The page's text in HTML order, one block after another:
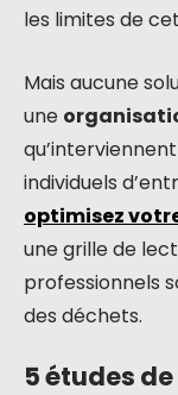
les limites de
Mais aucune
une
individuels
optimisez
une grille de
professionnels
des déchets.
5 études